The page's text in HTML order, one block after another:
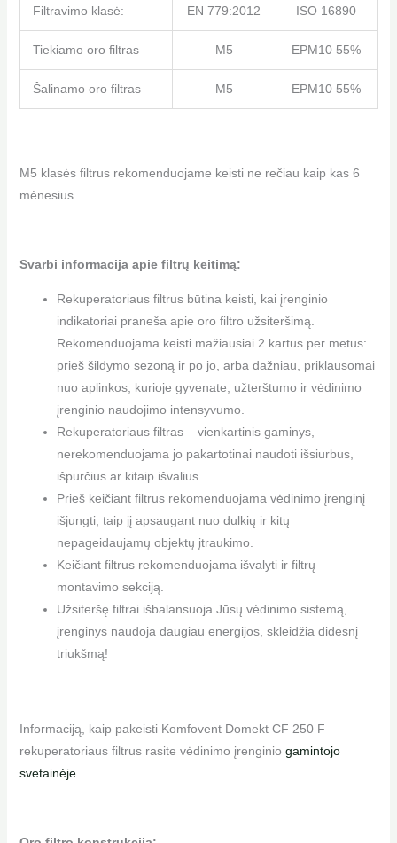
Filtravimo klasė: EN 779:2012 ISO 16890
Tiekiamo oro filtras M5 EPM10 55%
Šalinamo oro filtras M5 EPM10 55%
M5 klasės filtrus rekomenduojame keisti ne rečiau kaip kas 6
mėnesius.
Svarbi informacija apie filtrų keitimą:
Rekuperatoriaus filtrus būtina keisti, kai įrenginio
indikatoriai praneša apie oro filtro užsiteršimą.
Rekomenduojama keisti mažiausiai 2 kartus per metus:
prieš šildymo sezoną ir po jo, arba dažniau, priklausomai
nuo aplinkos, kurioje gyvenate, užterštumo ir vėdinimo
įrenginio naudojimo intensyvumo.
Rekuperatoriaus filtras – vienkartinis gaminys,
nerekomenduojama jo pakartotinai naudoti išsiurbus,
išpurčius ar kitaip išvalius.
Prieš keičiant filtrus rekomenduojama vėdinimo įrenginį
išjungti, taip jį apsaugant nuo dulkių ir kitų
nepageidaujamų objektų įtraukimo.
Keičiant filtrus rekomenduojama išvalyti ir filtrų
montavimo sekciją.
Užsiteršę filtrai išbalansuoja Jūsų vėdinimo sistemą,
įrenginys naudoja daugiau energijos, skleidžia didesnį
triukšmą!
Informaciją, kaip pakeisti Komfovent Domekt CF 250 F
rekuperatoriaus filtrus rasite vėdinimo įrenginio gamintojo
svetainėje.